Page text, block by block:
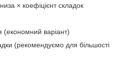
× коефіцієнт складок
(економний варіант)
(рекомендуємо для більшості